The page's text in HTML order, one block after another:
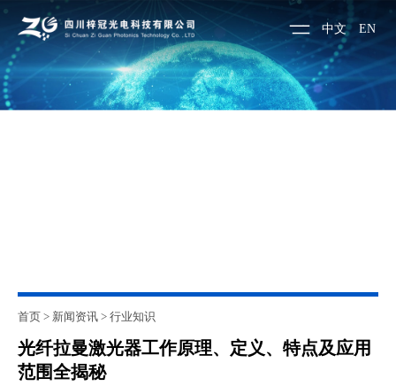
中文 EN
首页 > 新闻资讯 > 行业知识
光纤拉曼激光器工作原理、定义、特点及应用
范围全揭秘